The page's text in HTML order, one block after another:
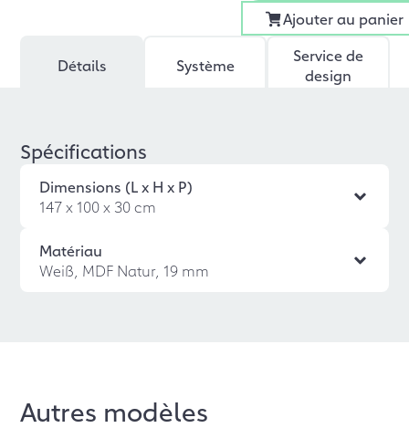
Ajouter au panier
Détails Système
Service de
design
Spécifications
Dimensions (L x H x P)
147 x 100 x 30 cm
Matériau
Weiß, MDF Natur, 19 mm
Autres modèles